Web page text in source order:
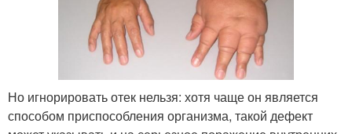
Но игнорировать отек нельзя: хотя чаще он является
способом приспособления организма, такой дефект